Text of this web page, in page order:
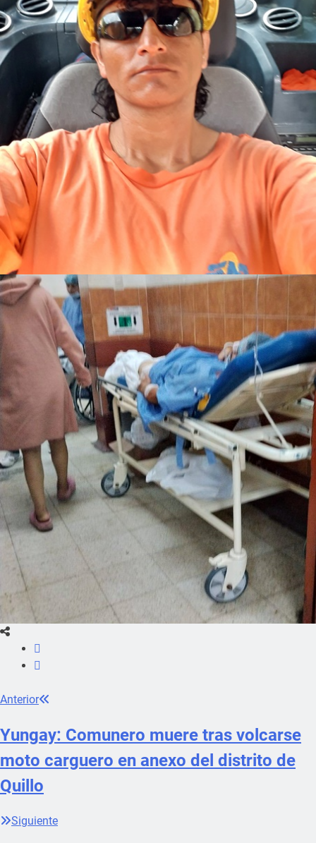
Anterior
Yungay: Comunero muere tras volcarse
moto carguero en anexo del distrito de
Quillo
Siguiente